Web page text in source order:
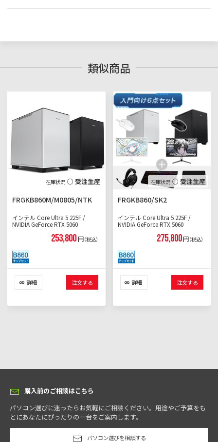
類似商品
○ 受注生産
FRGKB860M/M0805/NTK
インテル Core Ultra 5 225F /
NVIDIA GeForce RTX 5060
253,800円（税込）
詳細 注文する
○ 受注生産
FRGKB860/SK2
インテル Core Ultra 5 225F /
NVIDIA GeForce RTX 5060
275,800円（税込）
詳細 注文する
購入前のご相談はこちら
パソコン選びに迷ったらお気軽にご相談ください。用途やご予算をも
とにあなたにぴったりの一台をご案内します。
パソコン選びを相談する